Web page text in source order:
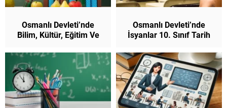
Osmanlı Devleti’nde
Bilim, Kültür, Eğitim Ve
(Yeni Müfredat)
Osmanlı Devleti’nde
İsyanlar 10. Sınıf Tarih